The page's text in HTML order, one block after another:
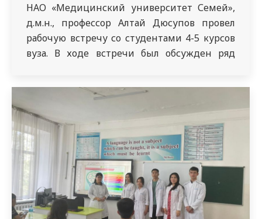
НАО «Медицинский университет Семей»,
д.м.н., профессор Алтай Дюсупов провел
рабочую встречу со студентами 4-5 курсов
вуза. В ходе встречи был обсужден ряд
активизацию научной деятельности
студентов, всестороннее творческое
развитие, а также содействие
трудоустройству выпускников. Открывая
встречу, в своей приветственной речи
Алтай…